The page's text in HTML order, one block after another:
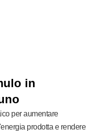
in
per aumentare
prodotta e rendere